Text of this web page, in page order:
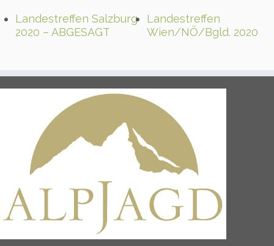
Landestreffen Salzburg
2020 – ABGESAGT
Landestreffen
Wien/NÖ/Bgld. 2020